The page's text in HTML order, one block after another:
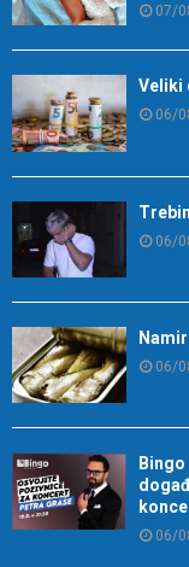
07/
Veliki
06/
06/
06/
06/